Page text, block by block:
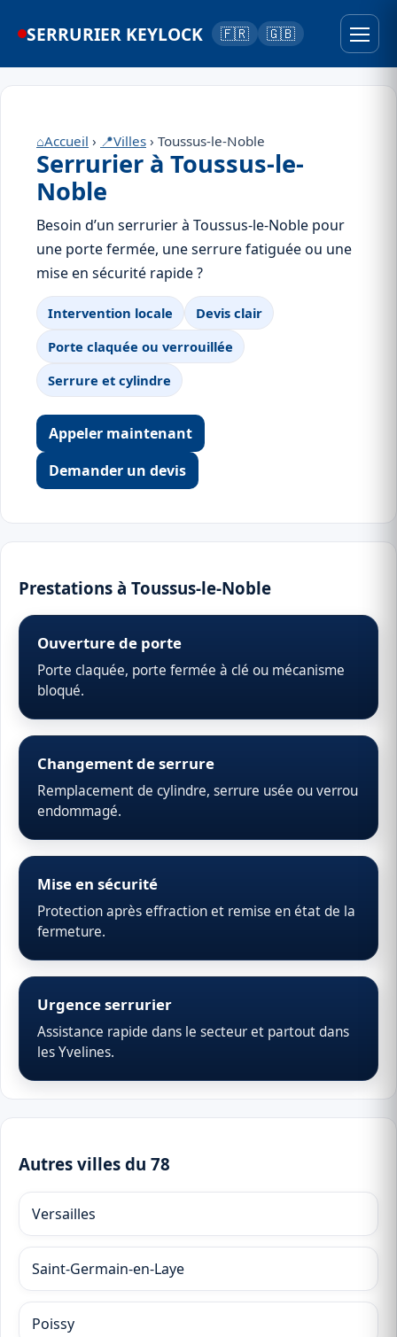
SERRURIER KEYLOCK 🇫🇷 🇬🇧
⌂Accueil › 📍Villes › Toussus-le-Noble
Serrurier à Toussus-le-
Noble
Besoin d’un serrurier à Toussus-le-Noble pour
une porte fermée, une serrure fatiguée ou une
mise en sécurité rapide ?
Intervention locale
Devis clair
Porte claquée ou verrouillée
Serrure et cylindre
Appeler maintenant
Demander un devis
Prestations à Toussus-le-Noble
Ouverture de porte
Porte claquée, porte fermée à clé ou mécanisme
bloqué.
Changement de serrure
Remplacement de cylindre, serrure usée ou verrou
endommagé.
Mise en sécurité
Protection après effraction et remise en état de la
fermeture.
Urgence serrurier
Assistance rapide dans le secteur et partout dans
les Yvelines.
Autres villes du 78
Versailles
Saint-Germain-en-Laye
Poissy